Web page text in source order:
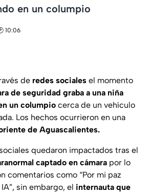
en un columpio
10:06
de redes sociales el momento
de seguridad graba a una niña
un columpio cerca de un vehículo
Los hechos ocurrieron en una
de Aguascalientes.
quedaron impactados tras el
captado en cámara por lo
comentarios como “Por mi paz
sin embargo, el internauta que